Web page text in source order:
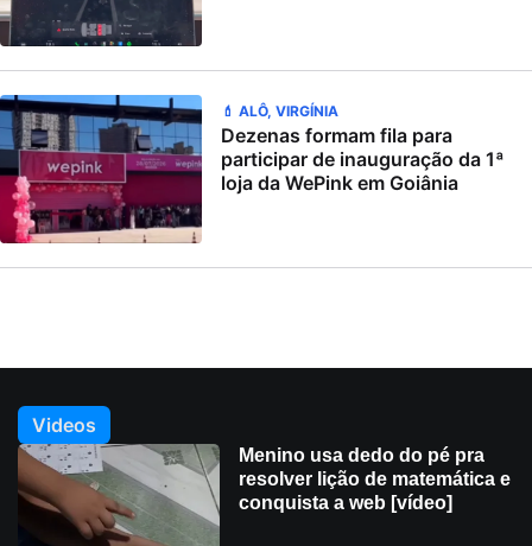
💄 ALÔ, VIRGÍNIA
Dezenas formam fila para
participar de inauguração da 1ª
loja da WePink em Goiânia
Videos
Menino usa dedo do pé pra
resolver lição de matemática e
conquista a web [vídeo]